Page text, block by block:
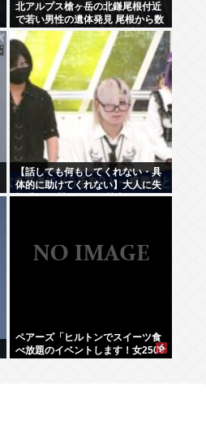
北アルプス槍ヶ岳の北鎌尾根付近
で若い男性の遺体発見 尾根から数
百メートル下の急斜面 付近では男
子大学生の行方がわからず
【話しても何もしてくれない・具
体的に助けてくれない】大人に失
望感 トー横に集まる若者
ペアーズ「ヒルトンでスイーツ食
べ放題のイベントします！女2500